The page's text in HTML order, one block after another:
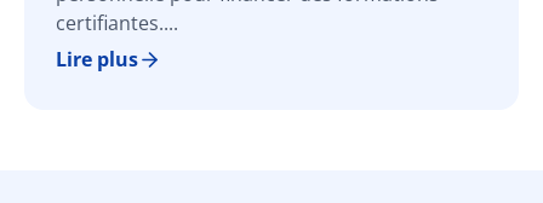
certifiantes....
Lire plus